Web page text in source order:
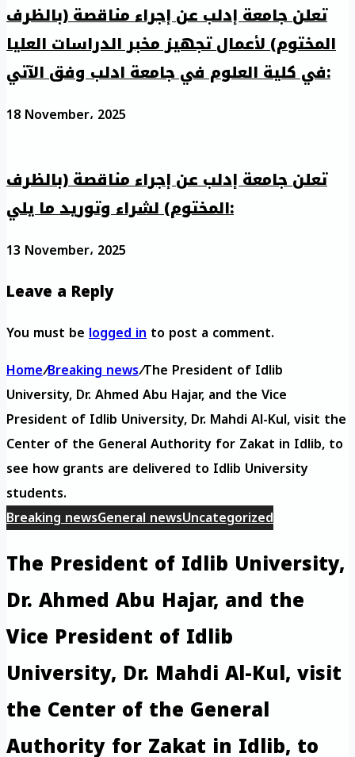
تعلن جامعة إدلب عن إجراء مناقصة (بالظرف
المختوم) لأعمال تجهيز مخبر الدراسات العليا
في كلية العلوم في جامعة ادلب وفق الآتي:
18 November، 2025
تعلن جامعة إدلب عن إجراء مناقصة (بالظرف
المختوم) لشراء وتوريد ما يلي:
13 November، 2025
Leave a Reply
You must belogged into post a comment.
Home/Breaking news/The President of Idlib
University, Dr. Ahmed Abu Hajar, and the Vice
President of Idlib University, Dr. Mahdi Al-Kul, visit the
Center of the General Authority for Zakat in Idlib, to
see how grants are delivered to Idlib University
students.
Breaking newsGeneral newsUncategorized
The President of Idlib University,
Dr. Ahmed Abu Hajar, and the
Vice President of Idlib
University, Dr. Mahdi Al-Kul, visit
the Center of the General
Authority for Zakat in Idlib, to